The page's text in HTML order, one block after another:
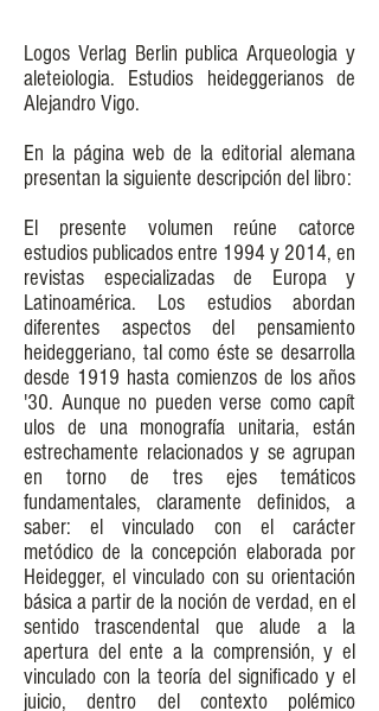
Logos Verlag Berlin publica Arqueologia y
aleteiologia. Estudios heideggerianos de
Alejandro Vigo.
En la página web de la editorial alemana
presentan la siguiente descripción del libro:
El presente volumen reúne catorce
estudios publicados entre 1994 y 2014, en
revistas especializadas de Europa y
Latinoamérica. Los estudios abordan
diferentes aspectos del pensamiento
heideggeriano, tal como éste se desarrolla
desde 1919 hasta comienzos de los años
'30. Aunque no pueden verse como capít
ulos de una monografía unitaria, están
estrechamente relacionados y se agrupan
en torno de tres ejes temáticos
fundamentales, claramente definidos, a
saber: el vinculado con el carácter
metódico de la concepción elaborada por
Heidegger, el vinculado con su orientación
básica a partir de la noción de verdad, en el
sentido trascendental que alude a la
apertura del ente a la comprensión, y el
vinculado con la teoría del significado y el
juicio, dentro del contexto polémico